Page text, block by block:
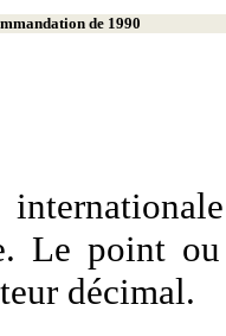
de 1990
Le point
décimal.